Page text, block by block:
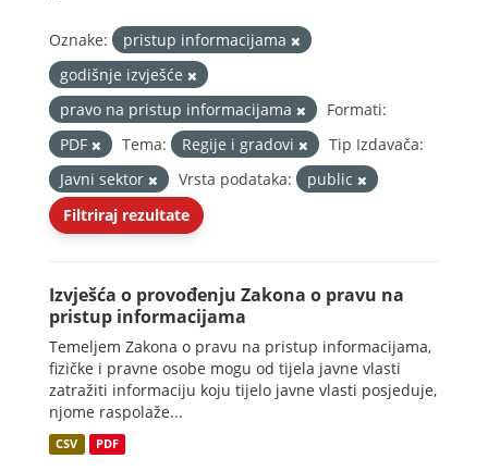
Oznake:
pristup informacijama
godišnje izvješće
pravo na pristup informacijama
Formati:
PDF
Tema: Regije i gradovi
Tip Izdavača:
Javni sektor
Vrsta podataka:
public
Filtriraj rezultate
Izvješća o provođenju Zakona o pravu na
pristup informacijama
Temeljem Zakona o pravu na pristup informacijama,
fizičke i pravne osobe mogu od tijela javne vlasti
zatražiti informaciju koju tijelo javne vlasti posjeduje,
njome raspolaže...
CSV PDF